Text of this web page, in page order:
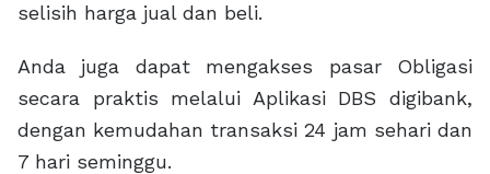
selisih harga jual dan beli.
Anda juga dapat mengakses pasar Obligasi
secara praktis melalui Aplikasi DBS digibank,
dengan kemudahan transaksi 24 jam sehari dan
7 hari seminggu.